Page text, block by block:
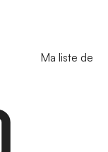
Ma liste de